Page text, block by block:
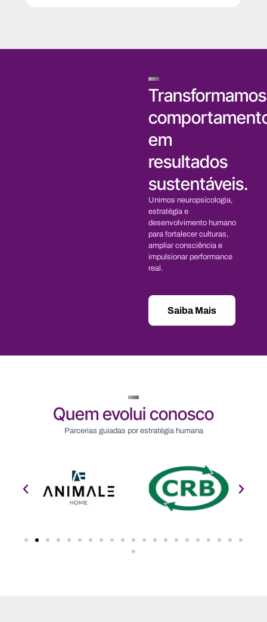
Transformamos
em
resultados
sustentáveis.
Unimos neuropsicologia,
estratégia e
desenvolvimento humano
para fortalecer culturas,
ampliar consciência e
impulsionar performance
real.
Saiba Mais
Quem evolui conosco
Parcerias guiadas por estratégia humana